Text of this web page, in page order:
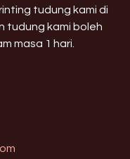
tudung kami di
tudung kami boleh
masa 1 hari.